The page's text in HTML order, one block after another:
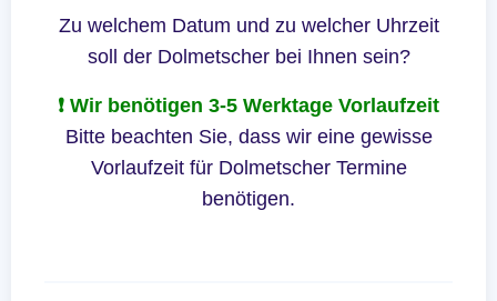
Zu welchem Datum und zu welcher Uhrzeit
soll der Dolmetscher bei Ihnen sein?
❗ Wir benötigen 3-5 Werktage Vorlaufzeit
Bitte beachten Sie, dass wir eine gewisse
Vorlaufzeit für Dolmetscher Termine
benötigen.